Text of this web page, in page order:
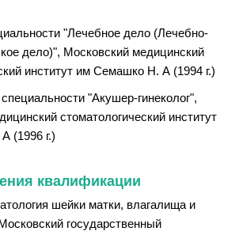
"Лечебное дело (Лечебно-
дело)", Московский медицинский
институт им Семашко Н. А (1994 г.)
"Акушер-гинеколог",
стоматологический институт
(1996 г.)
квалификации
шейки матки, влагалища и
государственный